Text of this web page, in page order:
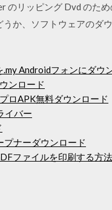
のリッピング Dvd のた
か、ソフトウェアのダ
Androidフォンにダウ
ンロード
ロAPK無料ダウンロード
イバー
プナーダウンロード
ファイルを印刷する方法